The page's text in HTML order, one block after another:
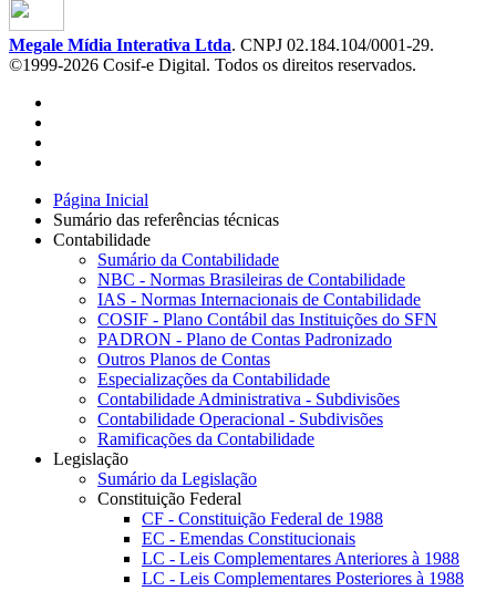
Megale Mídia Interativa Ltda. CNPJ 02.184.104/0001-29.
©1999-2026 Cosif-e Digital. Todos os direitos reservados.
Página Inicial
Sumário das referências técnicas
Contabilidade
Sumário da Contabilidade
NBC - Normas Brasileiras de Contabilidade
IAS - Normas Internacionais de Contabilidade
COSIF - Plano Contábil das Instituições do SFN
PADRON - Plano de Contas Padronizado
Outros Planos de Contas
Especializações da Contabilidade
Contabilidade Administrativa - Subdivisões
Contabilidade Operacional - Subdivisões
Ramificações da Contabilidade
Legislação
Sumário da Legislação
Constituição Federal
CF - Constituição Federal de 1988
EC - Emendas Constitucionais
LC - Leis Complementares Anteriores à 1988
LC - Leis Complementares Posteriores à 1988